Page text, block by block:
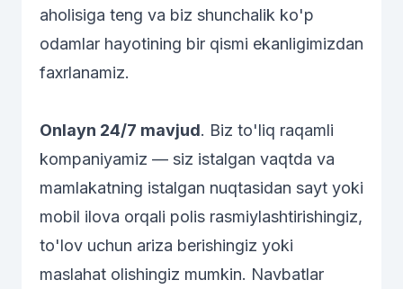
aholisiga teng va biz shunchalik ko'p
odamlar hayotining bir qismi ekanligimizdan
faxrlanamiz.
Onlayn 24/7 mavjud. Biz to'liq raqamli
kompaniyamiz — siz istalgan vaqtda va
mamlakatning istalgan nuqtasidan sayt yoki
mobil ilova orqali polis rasmiylashtirishingiz,
to'lov uchun ariza berishingiz yoki
maslahat olishingiz mumkin. Navbatlar